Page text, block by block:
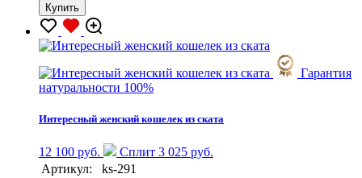
Купить
Гарантия
натуральности 100%
Интересный женский кошелек из ската
12 100 руб.
Сплит 3 025 руб.
Артикул:
ks-291